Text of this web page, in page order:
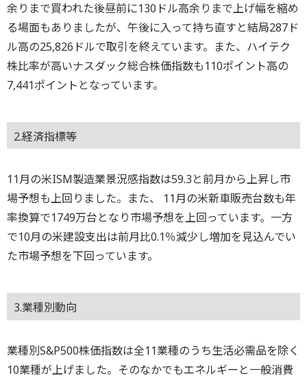
余りまで買われた後昼前に130ドル高余りまで上げ幅を縮め
る場面もありましたが、午後に入って持ち直すと結局287ド
ル高の25,826ドルで取引を終えています。また、ハイテク
株比率が高いナスダック総合株価指数も110ポイント高の
7,441ポイントとなっています。
2.経済指標等
11月の米ISM製造業景況感指数は59.3と前月から上昇し市
場予想も上回りました。また、 11月の米新車販売台数も年
率換算で1749万台となり市場予想を上回っています。一方
で10月の米建設支出は前月比0.1％減少し増加を見込んでい
た市場予想を下回っています。
3.業種別動向
業種別S&P500株価指数は全11業種のうち生活必需品を除く
10業種が上げました。そのなかでもエネルギーと一般消費